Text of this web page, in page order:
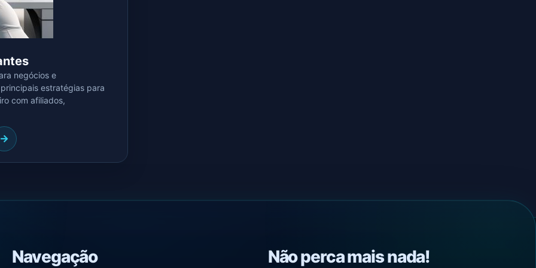
negócios e
estratégias para
com afiliados,
Navegação Não perca mais nada!